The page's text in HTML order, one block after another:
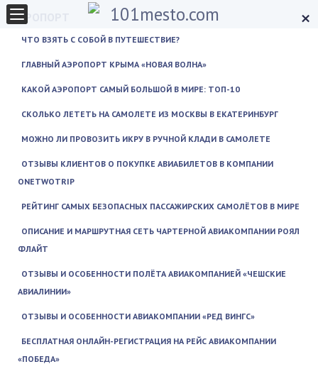
×
АЭРОПОРТ
ЧТО ВЗЯТЬ С СОБОЙ В ПУТЕШЕСТВИЕ?
ГЛАВНЫЙ АЭРОПОРТ КРЫМА «НОВАЯ ВОЛНА»
КАКОЙ АЭРОПОРТ САМЫЙ БОЛЬШОЙ В МИРЕ: ТОП-10
СКОЛЬКО ЛЕТЕТЬ НА САМОЛЕТЕ ИЗ МОСКВЫ В ЕКАТЕРИНБУРГ
МОЖНО ЛИ ПРОВОЗИТЬ ИКРУ В РУЧНОЙ КЛАДИ В САМОЛЕТЕ
ОТЗЫВЫ КЛИЕНТОВ О ПОКУПКЕ АВИАБИЛЕТОВ В КОМПАНИИ
ONETWOTRIP
РЕЙТИНГ САМЫХ БЕЗОПАСНЫХ ПАССАЖИРСКИХ САМОЛЁТОВ В МИРЕ
ОПИСАНИЕ И МАРШРУТНАЯ СЕТЬ ЧАРТЕРНОЙ АВИАКОМПАНИИ РОЯЛ
ФЛАЙТ
ОТЗЫВЫ И ОСОБЕННОСТИ ПОЛЁТА АВИАКОМПАНИЕЙ «ЧЕШСКИЕ
АВИАЛИНИИ»
ОТЗЫВЫ И ОСОБЕННОСТИ АВИАКОМПАНИИ «РЕД ВИНГС»
БЕСПЛАТНАЯ ОНЛАЙН-РЕГИСТРАЦИЯ НА РЕЙС АВИАКОМПАНИИ
«ПОБЕДА»